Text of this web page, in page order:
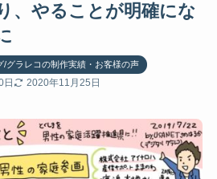
、やることが明確にな
/グラレコの制作実績・お客様の声
日 2020年11月25日